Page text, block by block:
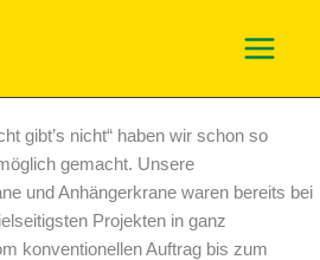
gibt’s nicht“ haben wir schon so
gemacht. Unsere
und Anhängerkrane waren bereits bei
Projekten in ganz
konventionellen Auftrag bis zum